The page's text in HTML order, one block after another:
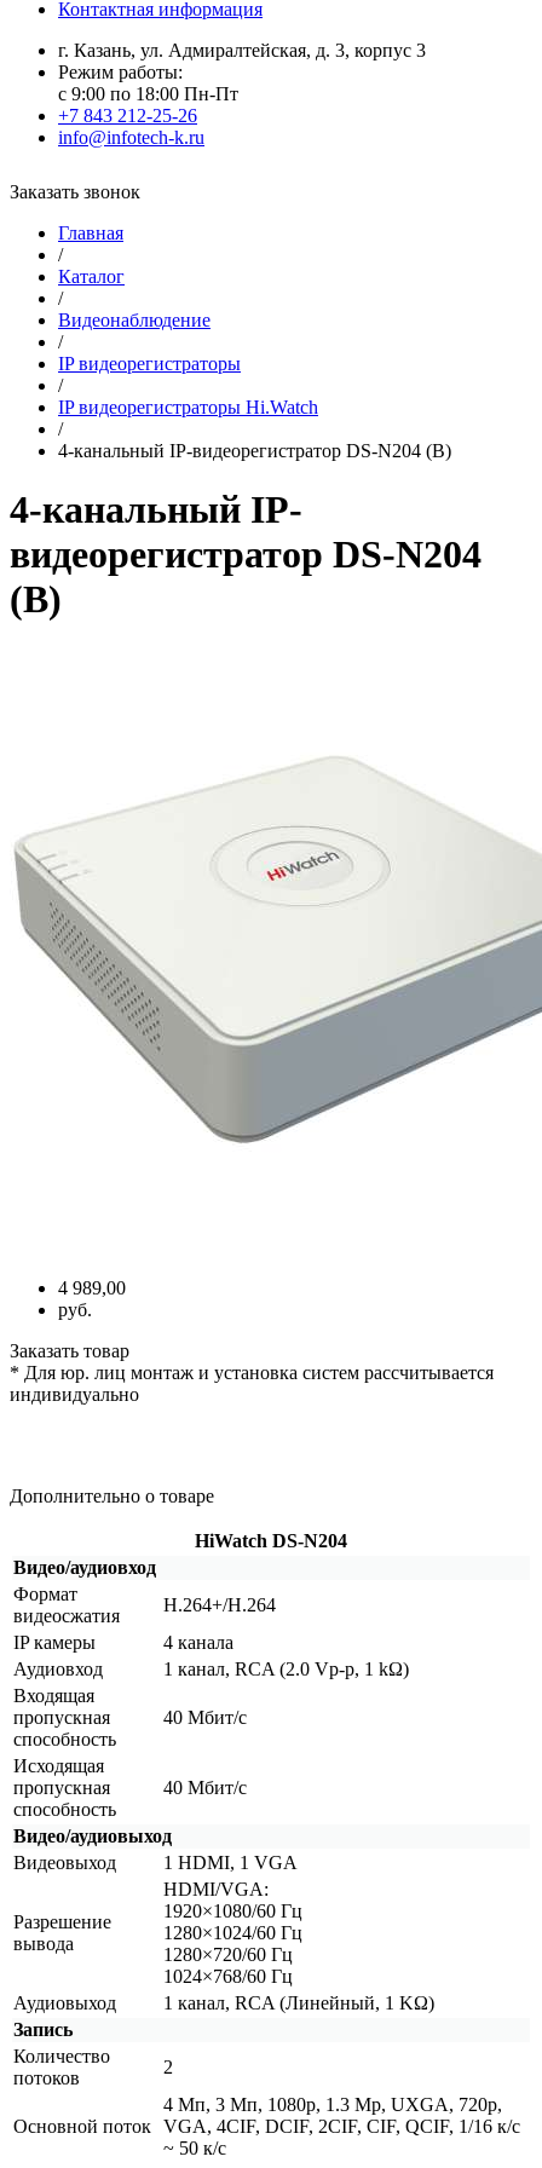
Контактная информация
г. Казань, ул. Адмиралтейская, д. 3, корпус 3
Режим работы:
с 9:00 по 18:00 Пн-Пт
+7 843 212-25-26
info@infotech-k.ru
Заказать звонок
Главная
/
Каталог
/
Видеонаблюдение
/
IP видеорегистраторы
/
IP видеорегистраторы Hi.Watch
/
4-канальный IP-видеорегистратор DS-N204 (B)
4-канальный IP-
видеорегистратор DS-N204
(B)
4 989,00
руб.
Заказать товар
* Для юр. лиц монтаж и установка систем рассчитывается
индивидуально
Дополнительно о товаре
HiWatch DS-N204
Видео/аудиовход
Формат
видеосжатия
H.264+/H.264
IP камеры
4 канала
Аудиовход
1 канал, RCA (2.0 Vp-p, 1 kΩ)
Входящая
пропускная
способность
40 Мбит/с
Исходящая
пропускная
способность
40 Мбит/с
Видео/аудиовыход
Видеовыход
1 HDMI, 1 VGA
Разрешение
вывода
HDMI/VGA:
1920×1080/60 Гц
1280×1024/60 Гц
1280×720/60 Гц
1024×768/60 Гц
Аудиовыход
1 канал, RCA (Линейный, 1 KΩ)
Запись
Количество
потоков
2
Основной поток
4 Мп, 3 Мп, 1080p, 1.3 Mp, UXGA, 720p,
VGA, 4CIF, DCIF, 2CIF, CIF, QCIF, 1/16 к/с
~ 50 к/с